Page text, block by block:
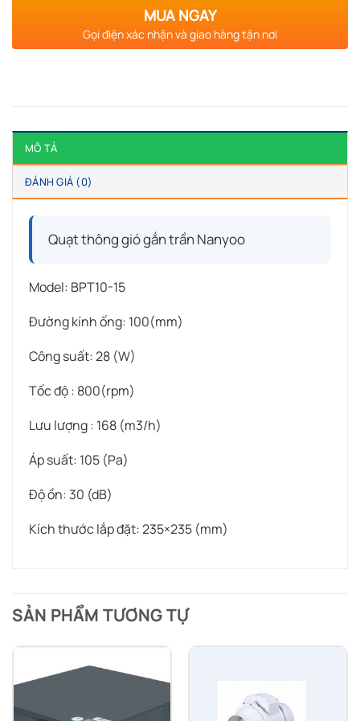
MUA NGAY
Gọi điện xác nhận và giao hàng tận nơi
MÔ TẢ
ĐÁNH GIÁ (0)
Quạt thông gió gắn trần Nanyoo
Model: BPT10-15
Đường kính ống: 100(mm)
Công suất: 28 (W)
Tốc độ : 800(rpm)
Lưu lượng : 168 (m3/h)
Áp suất: 105 (Pa)
Độ ồn: 30 (dB)
Kích thước lắp đặt: 235×235 (mm)
SẢN PHẨM TƯƠNG TỰ